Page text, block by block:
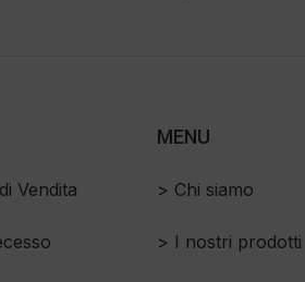
Vendita
MENU
> Chi siamo
> I nostri prodotti